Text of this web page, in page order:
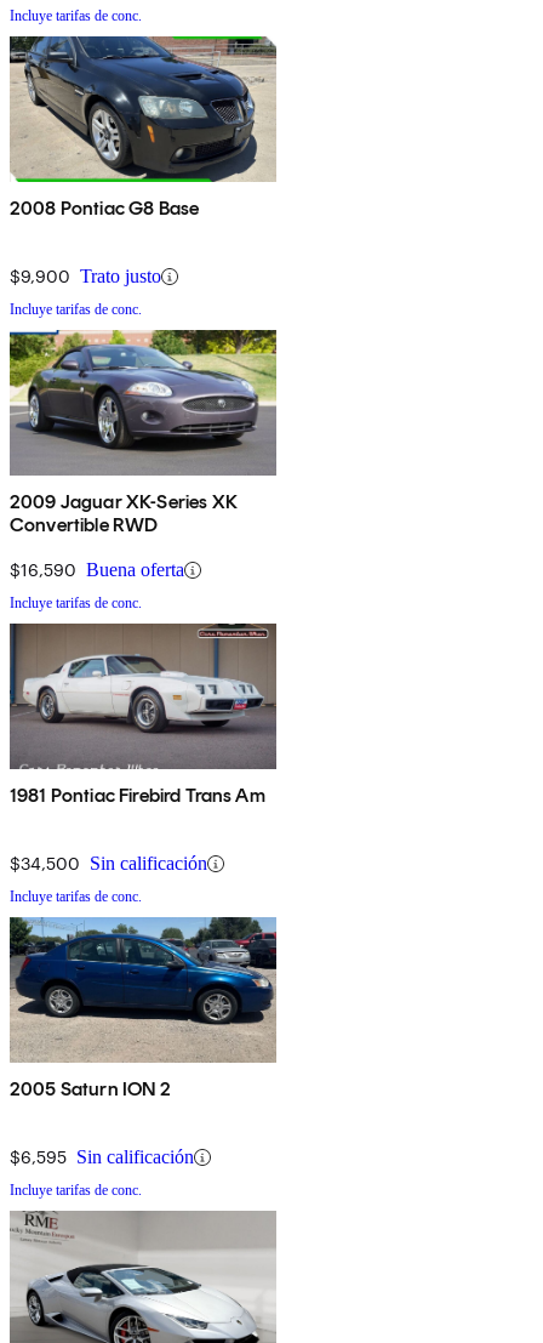
Incluye tarifas de conc.
2008 Pontiac G8 Base
$9,900 Trato justo
Incluye tarifas de conc.
2009 Jaguar XK-Series XK
Convertible RWD
$16,590 Buena oferta
Incluye tarifas de conc.
1981 Pontiac Firebird Trans Am
$34,500 Sin calificación
Incluye tarifas de conc.
2005 Saturn ION 2
$6,595 Sin calificación
Incluye tarifas de conc.